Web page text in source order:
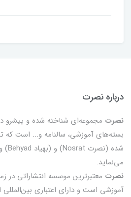
درباره نصرت
نصرت مجموعه‌ای شناخته شده و پیشرو
بسته‌های آموزشی، سالنامه و... است
می‌نماید.
نصرت معتبرترین موسسه انتشاراتی
آموزشی است و دارای اعتباری